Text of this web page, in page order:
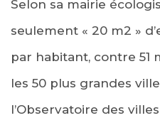
Selon sa mairie
seulement « 20 m2 »
par habitant, contre 51
les 50 plus grandes
l’Observatoire des